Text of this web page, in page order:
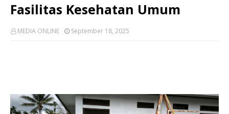
Fasilitas Kesehatan Umum
MEDIA ONLINE September 18, 2025